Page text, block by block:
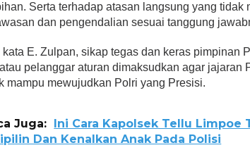
Serta terhadap atasan langsung yang tidak
dan pengendalian sesuai tanggung
kata E. Zulpan, sikap tegas dan keras pimpinan
pelanggar aturan dimaksudkan agar jajaran
mampu mewujudkan Polri yang Presisi.
Juga: Ini Cara Kapolsek Tellu Limpoe
Dan Kenalkan Anak Pada Polisi